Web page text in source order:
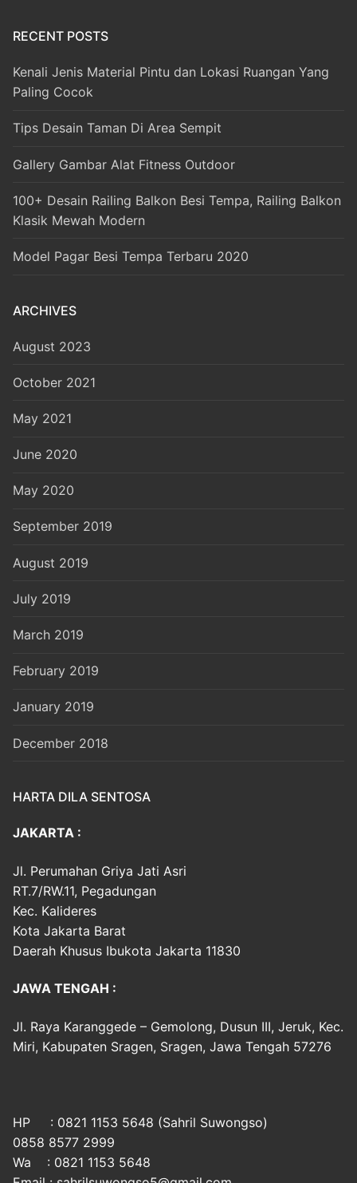
RECENT POSTS
Kenali Jenis Material Pintu dan Lokasi Ruangan Yang
Paling Cocok
Tips Desain Taman Di Area Sempit
Gallery Gambar Alat Fitness Outdoor
100+ Desain Railing Balkon Besi Tempa, Railing Balkon
Klasik Mewah Modern
Model Pagar Besi Tempa Terbaru 2020
ARCHIVES
August 2023
October 2021
May 2021
June 2020
May 2020
September 2019
August 2019
July 2019
March 2019
February 2019
January 2019
December 2018
HARTA DILA SENTOSA
JAKARTA :
Jl. Perumahan Griya Jati Asri
RT.7/RW.11, Pegadungan
Kec. Kalideres
Kota Jakarta Barat
Daerah Khusus Ibukota Jakarta 11830
JAWA TENGAH :
Jl. Raya Karanggede – Gemolong, Dusun III, Jeruk, Kec.
Miri, Kabupaten Sragen, Sragen, Jawa Tengah 57276
HP : 0821 1153 5648 (Sahril Suwongso)
0858 8577 2999
Wa : 0821 1153 5648